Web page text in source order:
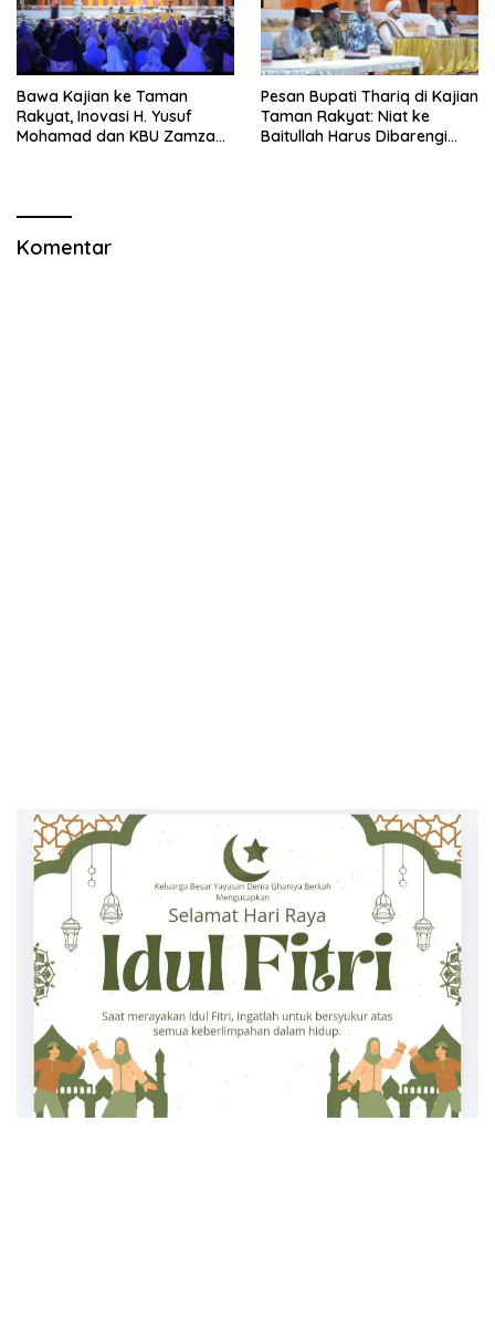
Bawa Kajian ke Taman
Rakyat, Inovasi H. Yusuf
Mohamad dan KBU Zamzam
Pesan Bupati Thariq di Kajian
Taman Rakyat: Niat ke
Baitullah Harus Dibarengi
Komentar